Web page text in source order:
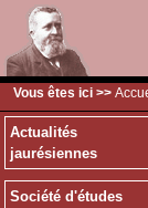
Vous êtes ici >>
Actualités
jaurésiennes
Société d'études